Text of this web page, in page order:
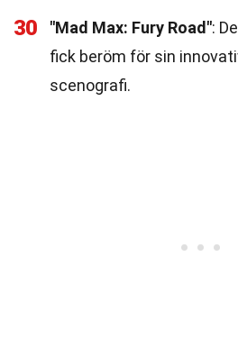
30 "Mad Max: Fury Road":
fick beröm för sin
scenografi.